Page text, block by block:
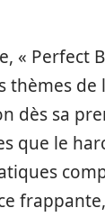
« Perfect
thèmes de
dès sa
que le